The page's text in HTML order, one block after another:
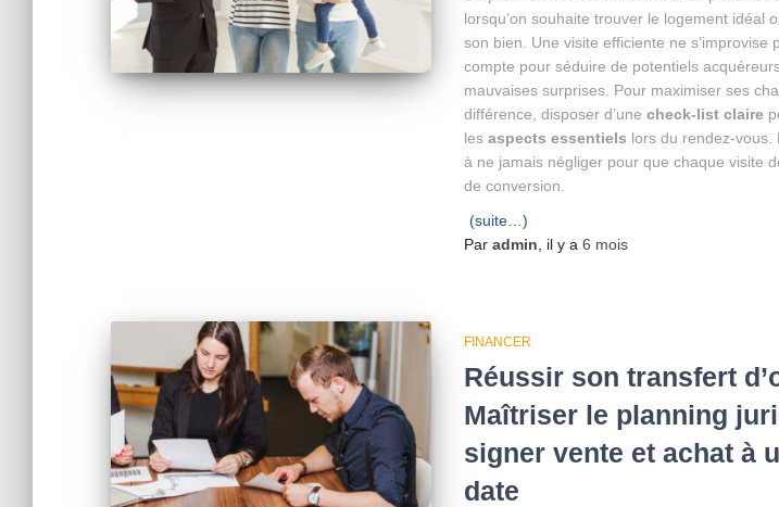
lorsqu’on souhaite trouver le logement idéal
son bien. Une visite efficiente ne s’improvise
compte pour séduire de potentiels
mauvaises surprises. Pour maximiser ses
différence, disposer d’une check-list claire
les aspects essentiels lors du rendez-vous.
à ne jamais négliger pour que chaque visite
de conversion.
(suite…)
Par admin , il y a 6 mois
FINANCER
Réussir son transfert
Maîtriser le planning
signer vente et achat à
date